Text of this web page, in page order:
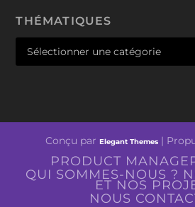
THÉMATIQUES
Conçu par Elegant Themes |
PRODUCT
QUI SOMMES-NOUS ?
ET NOS
NOUS